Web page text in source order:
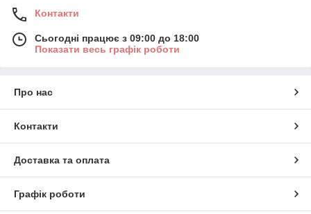
Контакти
Сьогодні працює з 09:00 до 18:00
Показати весь графік роботи
Про нас
Контакти
Доставка та оплата
Графік роботи